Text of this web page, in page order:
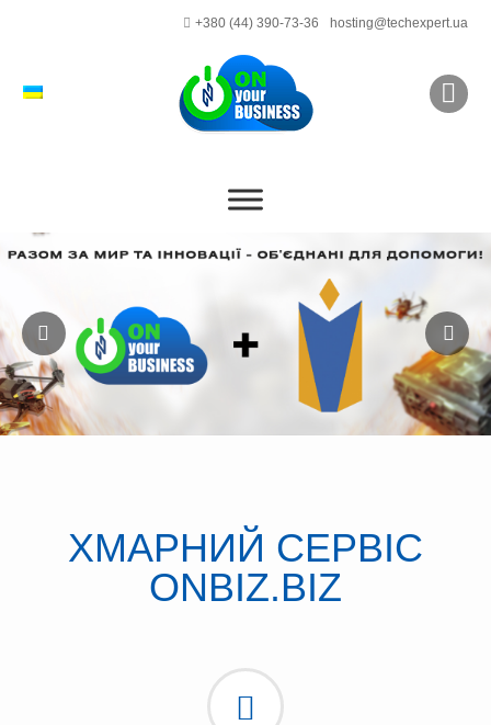
+380 (44) 390-73-36 hosting@techexpert.ua
ХМАРНИЙ СЕРВІС
ONBIZ.BIZ